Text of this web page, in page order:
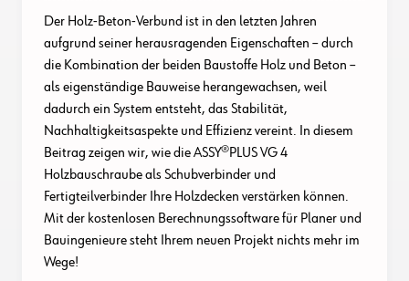
Der Holz-Beton-Verbund ist in den letzten Jahren
aufgrund seiner herausragenden Eigenschaften – durch
die Kombination der beiden Baustoffe Holz und Beton –
als eigenständige Bauweise herangewachsen, weil
dadurch ein System entsteht, das Stabilität,
Nachhaltigkeitsaspekte und Effizienz vereint. In diesem
Beitrag zeigen wir, wie die ASSY®PLUS VG 4
Holzbauschraube als Schubverbinder und
Fertigteilverbinder Ihre Holzdecken verstärken können.
Mit der kostenlosen Berechnungssoftware für Planer und
Bauingenieure steht Ihrem neuen Projekt nichts mehr im
Wege!